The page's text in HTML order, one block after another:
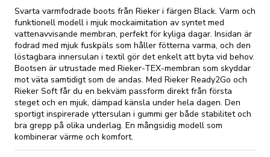
Svarta varmfodrade boots från Rieker i färgen Black. Varm och
funktionell modell i mjuk mockaimitation av syntet med
vattenavvisande membran, perfekt för kyliga dagar. Insidan är
fodrad med mjuk fuskpäls som håller fötterna varma, och den
löstagbara innersulan i textil gör det enkelt att byta vid behov.
Bootsen är utrustade med Rieker-TEX-membran som skyddar
mot väta samtidigt som de andas. Med Rieker Ready2Go och
Rieker Soft får du en bekväm passform direkt från första
steget och en mjuk, dämpad känsla under hela dagen. Den
sportigt inspirerade yttersulan i gummi ger både stabilitet och
bra grepp på olika underlag. En mångsidig modell som
kombinerar värme och komfort.